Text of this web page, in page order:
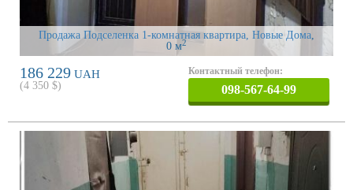
Продажа Подселенка 1-комнатная квартира, Новые Дома
0 м2
186 229 UAH
(4 350 $)
Контактный телефон:
098-567-64-99